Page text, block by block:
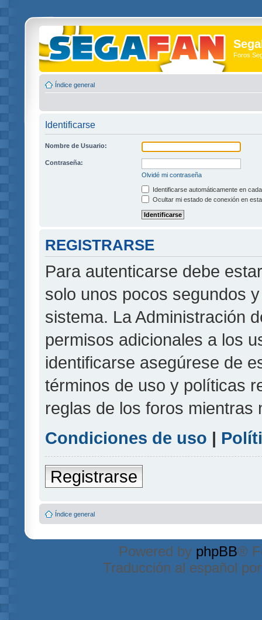
Foros
Índice general
Identificarse
Nombre de Usuario:
Contraseña:
Olvidé mi contraseña
Identificarse automáticamente en
Ocultar mi estado de conexión en
REGISTRARSE
Para autenticarse debe
solo unos pocos segundos
sistema. La Administración
permisos adicionales a los
identificarse asegúrese de
términos de uso y políticas
reglas de los foros mientras
Condiciones de uso |
Registrarse
Índice general
Powered by phpBB®
Traducción al español